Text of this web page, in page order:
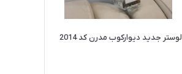
لوستر جدید دیوارکوب مدرن کد 2014